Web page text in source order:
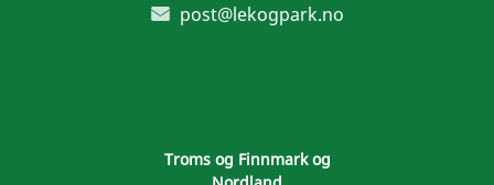
post@lekogpark.no
Troms og Finnmark og